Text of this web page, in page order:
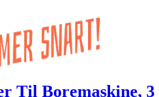
Til Boremaskine, 3